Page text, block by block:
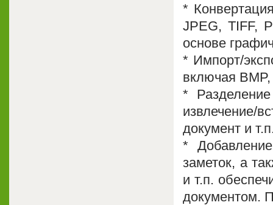
*
JPEG, TIFF,
основе
* Импорт/
включая
*
документ и
*
заметок, а
и т.п.
документом.